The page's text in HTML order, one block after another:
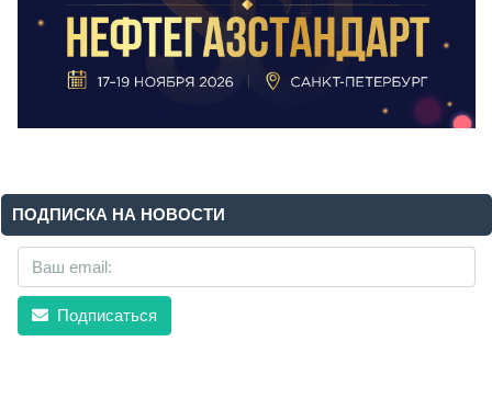
ПОДПИСКА НА НОВОСТИ
Подписаться